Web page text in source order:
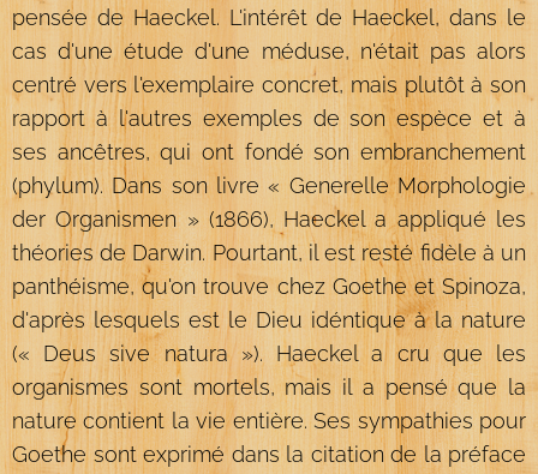
pensée de Haeckel. L'intérêt de Haeckel, dans le
cas d'une étude d'une méduse, n'était pas alors
centré vers l'exemplaire concret, mais plutôt à son
rapport à l'autres exemples de son espèce et à
ses ancêtres, qui ont fondé son embranchement
(phylum). Dans son livre « Generelle Morphologie
der Organismen » (1866), Haeckel a appliqué les
théories de Darwin. Pourtant, il est resté fidèle à un
panthéisme, qu'on trouve chez Goethe et Spinoza,
d'après lesquels est le Dieu idéntique à la nature
(« Deus sive natura »). Haeckel a cru que les
organismes sont mortels, mais il a pensé que la
nature contient la vie entière. Ses sympathies pour
Goethe sont exprimé dans la citation de la préface